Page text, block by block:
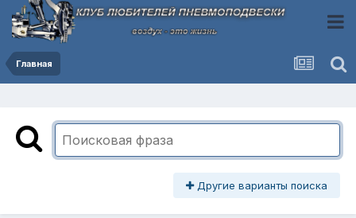
Главная
Другие варианты поиска